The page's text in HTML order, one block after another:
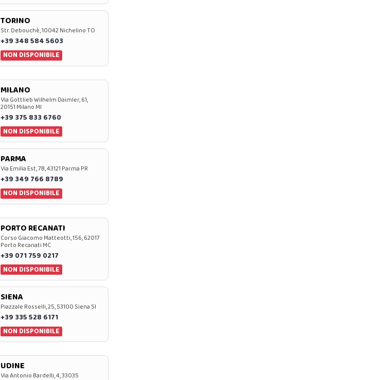
TORINO
Str. Debouchè, 10042 Nichelino TO
+39 348 584 5603
NON DISPONIBILE
MILANO
Via Gottlieb Wilhelm Daimler, 61,
20151 Milano MI
+39 375 833 6760
NON DISPONIBILE
PARMA
Via Emilia Est, 7B, 43121 Parma PR
+39 349 766 8789
NON DISPONIBILE
PORTO RECANATI
Corso Giacomo Matteotti, 156, 62017
Porto Recanati MC
+39 071 759 0217
NON DISPONIBILE
SIENA
Piazzale Rosselli, 25, 53100 Siena SI
+39 335 528 6171
NON DISPONIBILE
UDINE
Via Antonio Bardelli, 4, 33035